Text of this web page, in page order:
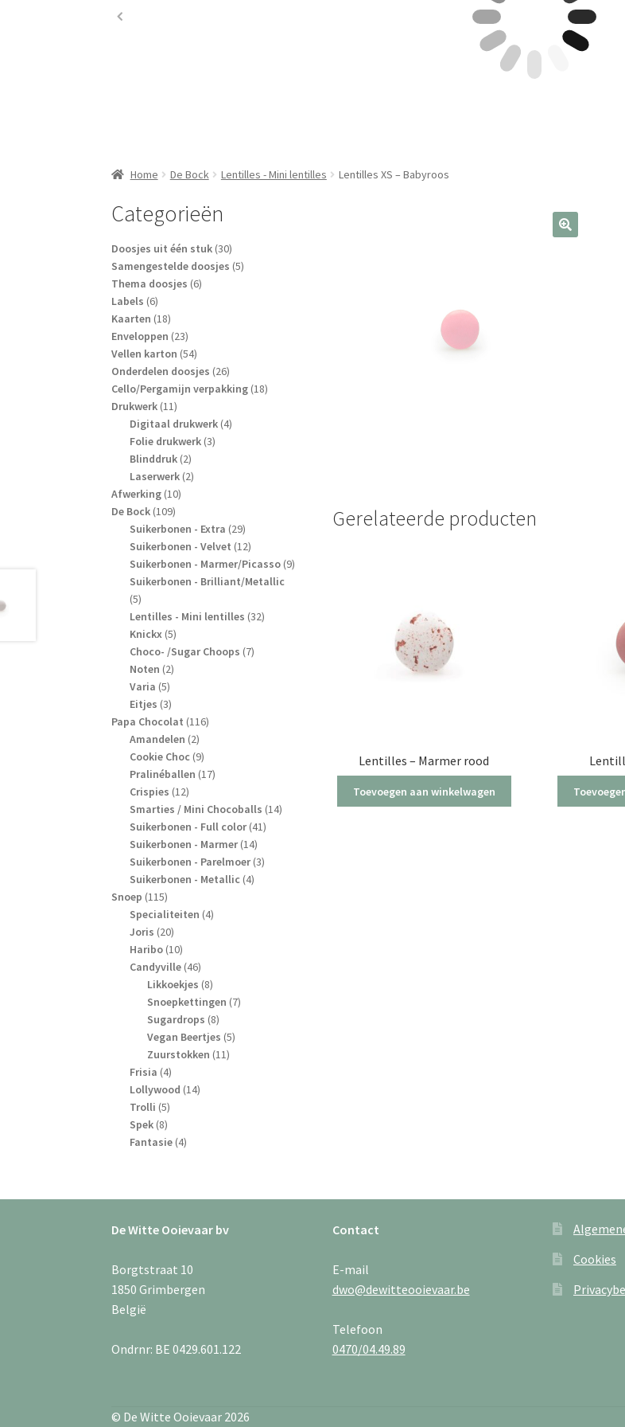
Home De Bock Lentilles - Mini lentilles Lentilles XS – Babyroos
Gerelateerde producten
Lentilles – Marmer rood
Toevoegen aan winkelwagen
Categorieën
Doosjes uit één stuk 3030
producten
Samengestelde doosjes 55
Thema doosjes 66
Labels 66
producten
Kaarten 1818
producten
Enveloppen 2323
producten
Vellen karton 5454
producten
Onderdelen doosjes 2626
producten
Cello/Pergamijn verpakking 1818
Drukwerk 1111
producten
Digitaal drukwerk 44
Folie drukwerk 33
Blinddruk 22
producten
Laserwerk 22
Afwerking 1010
De Bock 109109
producten
Suikerbonen - Extra 2929
producten
Suikerbonen - Velvet 1212
producten
Suikerbonen - Marmer/Picasso 99
Suikerbonen - Brilliant/Metallic
55
producten
Lentilles - Mini lentilles 3232
Knickx 55
producten
Choco- /Sugar Choops 77
Noten 22
Varia 55
producten
Eitjes 33
producten
Papa Chocolat 116116
Amandelen 22
producten
Cookie Choc 99
producten
Pralinéballen 1717
Crispies 1212
producten
Smarties / Mini Chocoballs 1414
Suikerbonen - Full color 4141
Suikerbonen - Marmer 1414
producten
Suikerbonen - Parelmoer 33
Suikerbonen - Metallic 44
Snoep 115115
producten
Specialiteiten 44
Joris 2020
producten
Haribo 1010
producten
Candyville 4646
producten
Likkoekjes 88
producten
Snoepkettingen 77
Sugardrops 88
producten
Vegan Beertjes 55
Zuurstokken 1111
Frisia 44
producten
Lollywood 1414
Trolli 55
producten
Spek 88
producten
Fantasie 44
De Witte Ooievaar bv
Borgtstraat 10
1850 Grimbergen
België
Ondrnr: BE 0429.601.122
Contact
E-mail
dwo@dewitteooievaar.be
Telefoon
0470/04.49.89
Cookies
© De Witte Ooievaar 2026